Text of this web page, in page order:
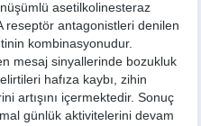
asetilkolinesteraz
reseptör antagonistleri denilen
kombinasyonudur.
mesaj sinyallerinde bozukluk
hafıza kaybı, zihin
artışını içermektedir. Sonuç
günlük aktivitelerini devam